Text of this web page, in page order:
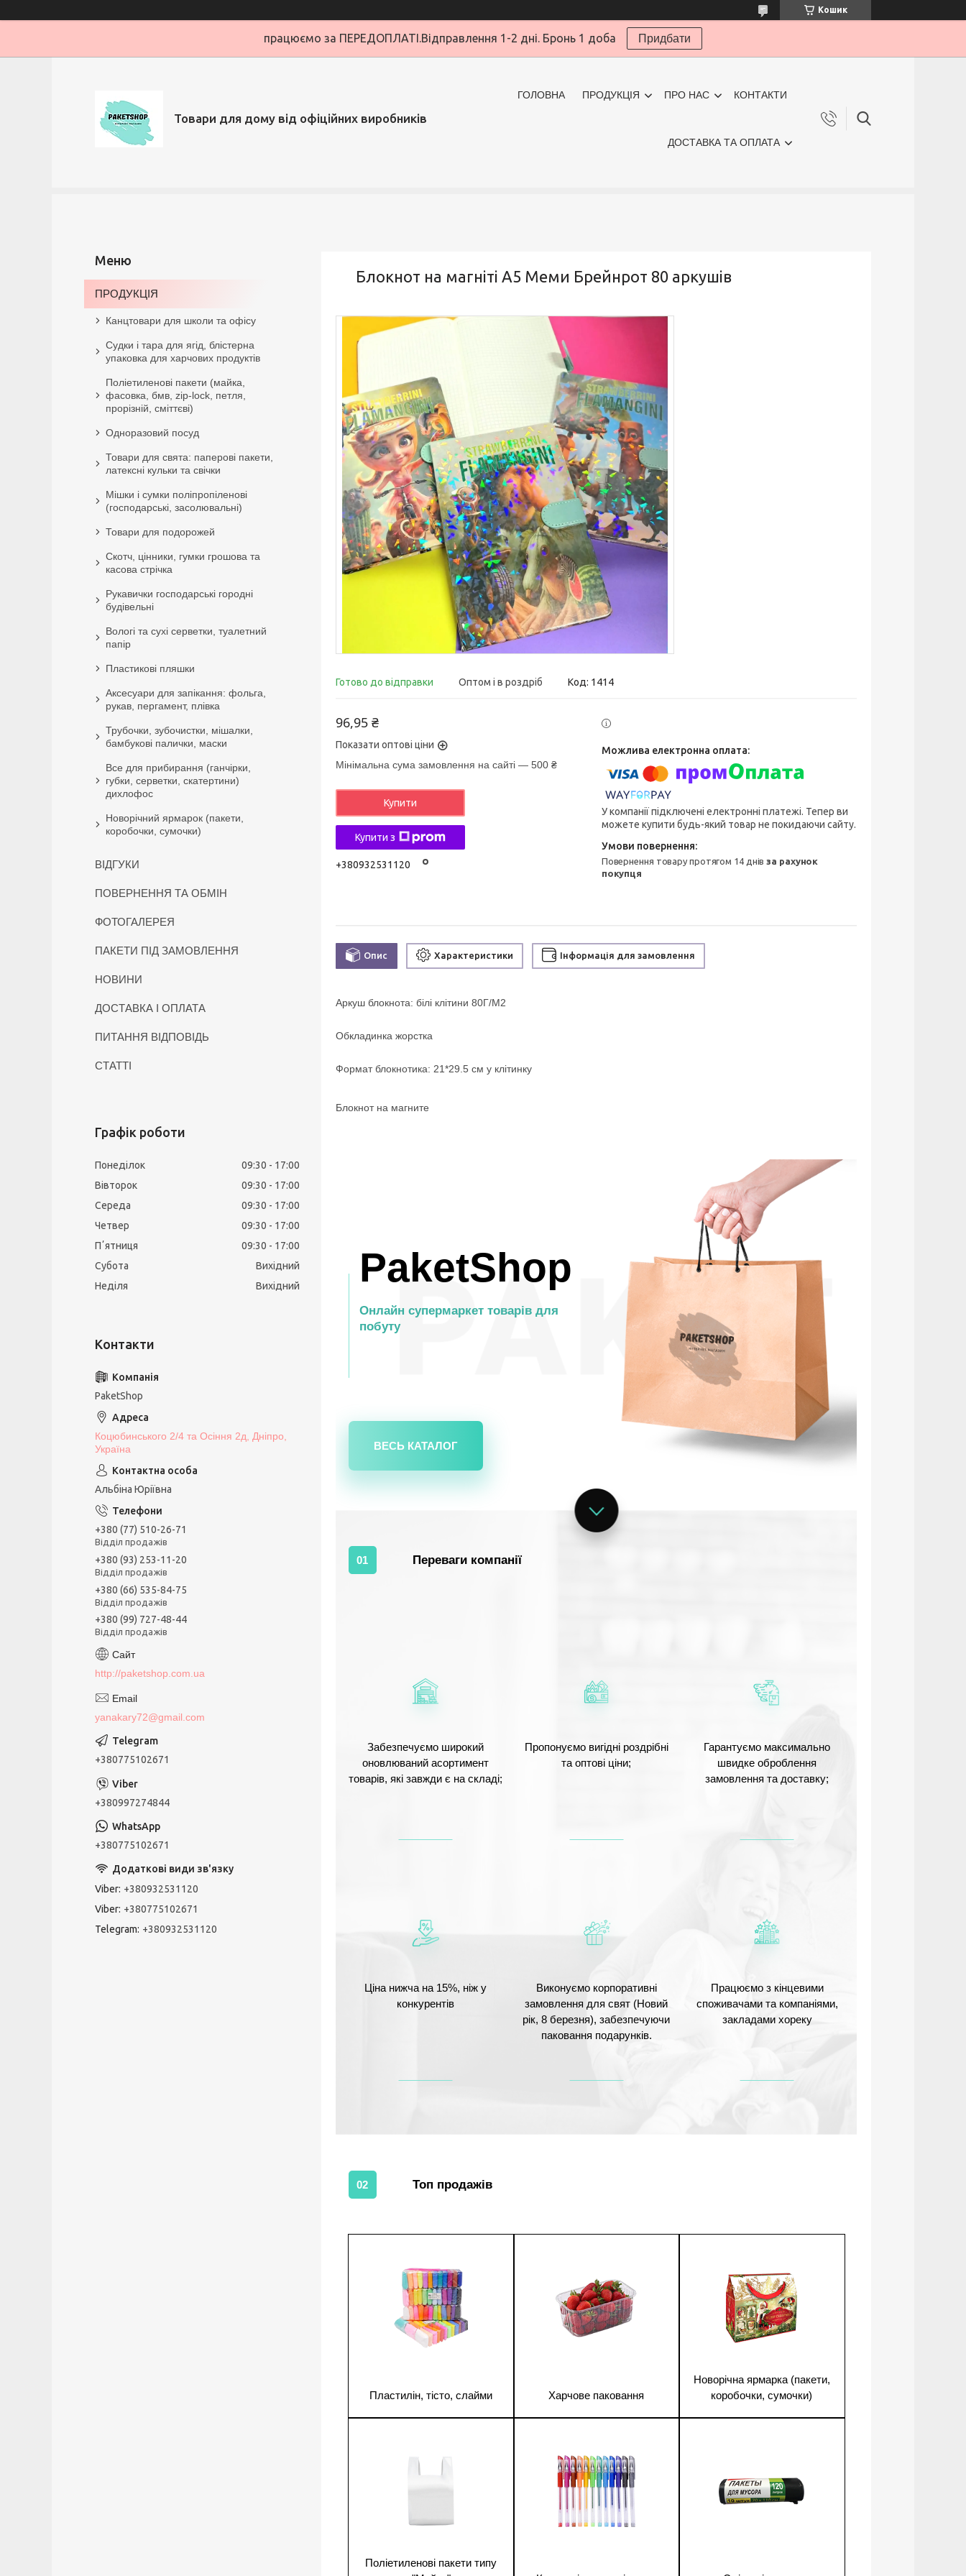
Кошик
працюємо за ПЕРЕДОПЛАТІ.Відправлення 1-2 дні. Бронь 1 доба Придбати
Товари для дому від офіційних виробників
ГОЛОВНА ПРОДУКЦІЯ ПРО НАС КОНТАКТИ
ДОСТАВКА ТА ОПЛАТА
Блокнот на магніті А5 Меми Брейнрот 80 аркушів
Готово до відправки Оптом і в роздріб Код: 1414
96,95 ₴
Показати оптові ціни
Мінімальна сума замовлення на сайті — 500 ₴
Купити
Купити з
+380932531120
У компанії підключені електронні платежі. Тепер ви
можете купити будь-який товар не покидаючи сайту.
повернення товару протягом 14 днівза рахунок
покупця
Опис Характеристики Інформація для замовлення
Аркуш блокнота: білі клітини 80Г/М2
Обкладинка жорстка
Формат блокнотика: 21*29.5 см у клітинку
Блокнот на магните
PaketShop
Онлайн супермаркет товарів для
побуту
ВЕСЬ КАТАЛОГ
01 Переваги компанії
Забезпечуємо широкий
оновлюваний асортимент
товарів, які завжди є на складі;
Пропонуємо вигідні роздрібні
та оптові ціни;
Гарантуємо максимально
швидке оброблення
замовлення та доставку;
Ціна нижча на 15%, ніж у
конкурентів
Виконуємо корпоративні
замовлення для свят (Новий
рік, 8 березня), забезпечуючи
паковання подарунків.
Працюємо з кінцевими
споживачами та компаніями,
закладами хореку
02 Топ продажів
Пластилін, тісто, слайми Харчове паковання
Новорічна ярмарка (пакети,
коробочки, сумочки)
Поліетиленові пакети типу
ПРОДУКЦІЯ
Канцтовари для школи та офісу
Судки і тара для ягід, блістерна
упаковка для харчових продуктів
Поліетиленові пакети (майка,
фасовка, бмв, zip-lock, петля,
прорізній, сміттєві)
Одноразовий посуд
Товари для свята: паперові пакети,
латексні кульки та свічки
Мішки і сумки поліпропіленові
(господарські, засолювальні)
Товари для подорожей
Скотч, цінники, гумки грошова та
касова стрічка
Рукавички господарські городні
будівельні
Вологі та сухі серветки, туалетний
папір
Пластикові пляшки
Аксесуари для запікання: фольга,
рукав, пергамент, плівка
Трубочки, зубочистки, мішалки,
бамбукові палички, маски
Все для прибирання (ганчірки,
губки, серветки, скатертини)
дихлофос
Новорічний ярмарок (пакети,
коробочки, сумочки)
ВІДГУКИ
ПОВЕРНЕННЯ ТА ОБМІН
ФОТОГАЛЕРЕЯ
ПАКЕТИ ПІД ЗАМОВЛЕННЯ
НОВИНИ
ДОСТАВКА І ОПЛАТА
ПИТАННЯ ВІДПОВІДЬ
СТАТТІ
Графік роботи
Понеділок 09:30
17:00
Вівторок
09:30
17:00
Середа
09:30
17:00
Четвер
09:30
17:00
Пʼятниця
09:30
17:00
Субота
Вихідний
Неділя
Вихідний
PaketShop
Коцюбинського 2/4 та Осіння 2д, Дніпро,
Україна
Альбіна Юріївна
+380 (77) 510-26-71
Відділ продажів
+380 (93) 253-11-20
Відділ продажів
+380 (66) 535-84-75
Відділ продажів
+380 (99) 727-48-44
Відділ продажів
http://paketshop.com.ua
yanakary72@gmail.com
+380775102671
+380997274844
+380775102671
Viber +380932531120
Viber +380775102671
Telegram +380932531120